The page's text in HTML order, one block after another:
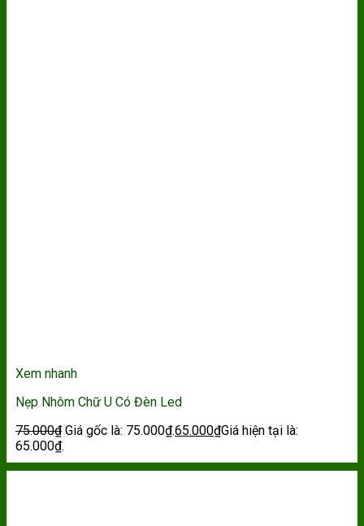
Xem nhanh
Nẹp Nhôm Chữ U Có Đèn Led
75.000₫ Giá gốc là: 75.000₫.65.000₫Giá hiện tại là:
65.000₫.